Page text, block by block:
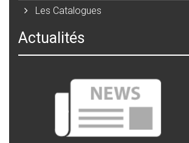
Les Catalogues
Actualités